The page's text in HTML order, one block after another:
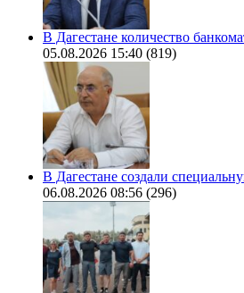
В Дагестане количество
05.08.2026 15:40 (819)
В Дагестане создали
06.08.2026 08:56 (296)